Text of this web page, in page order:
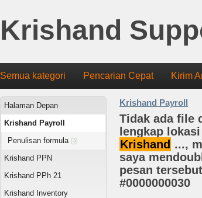
Krishand
Semua kategori Pencarian Cepat Kirim
Halaman Depan
Krishand Payroll
Penulisan formula
Krishand PPN
Krishand PPh 21
Krishand Inventory
Krishand Payroll
Tidak ada file
lengkap
Krishand ...,
saya
pesan
#0000000030